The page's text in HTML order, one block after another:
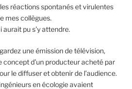
réactions spontanés et virulentes
mes collègues.
aurait pu s’y attendre.
une émission de télévision,
concept d’un producteur acheté par
le diffuser et obtenir de l’audience.
en écologie avaient